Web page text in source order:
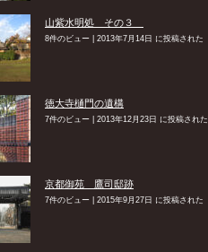
山紫水明処 その３
8件のビュー 2013年7月14日 に投稿された
徳大寺樋門の遺構
7件のビュー 2013年12月23日 に投稿された
京都御苑 鷹司邸跡
7件のビュー 2015年9月27日 に投稿された